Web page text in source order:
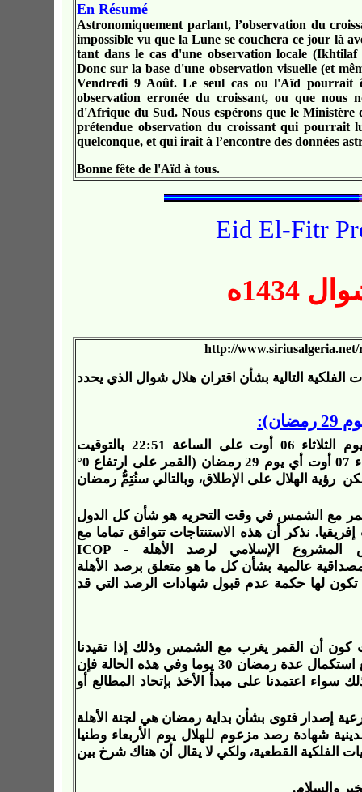
En Résumé
Astronomiquement parlant, l’observation du
impossible vu que la Lune se couchera ce jour là
tant dans le cas d'une observation locale
Donc sur la base d'une observation visuelle (et
Vendredi 9 Août. Le seul cas ou l'Aïd pourrait
observation erronée du croissant, ou que nous
d'Afrique du Sud. Nous espérons que le Ministère
prétendue observation du croissant qui pourrait
quelconque, et qui irait à l’encontre des données
Bonne fête de l'Aïd à tous.
Eid El-Fitr
http://
الفلكية التالية بشأن اقتران هلال شوال الذي يحدد
06 أوت على الساعة 22:51
بالتوقيت
أن سيغرب القمر مع غروب الشمس اليوم الأربعاء 07 أوت أي يوم 29 رمضان (القمر على ارتفاع 0°
رؤية الهلال على الإطلاق، وبالتالي سنُتِمُّ رمضان
مع الشمس في وقت التحريه هو شأن كل الدول
نذكر أن هذه الاستنتاجات تتوافق تماما مع
المشروع الإسلامي لرصد الأهلة - ICOP
عالمية بشأن كل ما هو متعلق برصد الأهلة
تكون لها حكمة عدم قبول شهادات الرصد التي قد
كون أن القمر
يغرب مع الشمس وذلك إذا تقيدنا
استكمالعدة رمضان 30 يوما
وفي هذه الحالة فإن
وذلك سواء اعتمدنا على مبدأ الأخذ بإتحاد المطالع أو
إصدار فتوى بشأن بداية رمضان هي لجنة الأهلة
شهادة رصد مزعوم للهلال يوم الأربعاء وطنيا
الفلكية القطعية، ولكي لا يقال أن هناك شرخ بين
والسلام.